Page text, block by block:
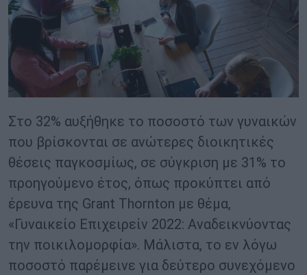
Στο 32% αυξήθηκε το ποσοστό των γυναικών
που βρίσκονται σε ανώτερες διοικητικές
θέσεις παγκοσμίως, σε σύγκριση με 31% το
προηγούμενο έτος, όπως προκύπτει από
έρευνα της Grant Thornton με θέμα,
«Γυναικείο Επιχειρείν 2022: Αναδεικνύοντας
την ποικιλομορφία». Μάλιστα, το εν λόγω
ποσοστό παρέμεινε για δεύτερο συνεχόμενο